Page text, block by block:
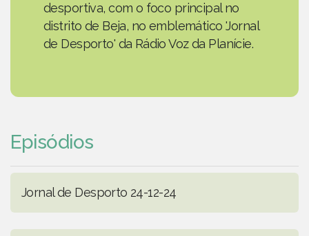
desportiva, com o foco principal no
distrito de Beja, no emblemático 'Jornal
de Desporto' da Rádio Voz da Planície.
Episódios
Jornal de Desporto 24-12-24